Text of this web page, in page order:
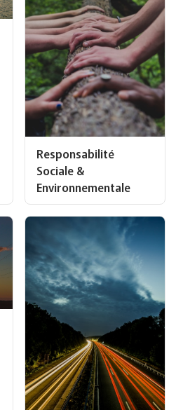
Responsabilité
Sociale &
Environnementale